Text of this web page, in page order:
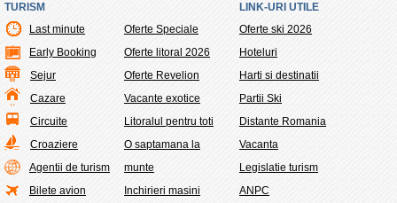
TURISM
Last minute
Early Booking
Sejur
Cazare
Circuite
Croaziere
Agentii de turism
Bilete avion
Oferte Speciale
Oferte litoral 2026
Oferte Revelion
Vacante exotice
Litoralul pentru toti
O saptamana la
munte
Inchirieri masini
LINK-URI UTILE
Oferte ski 2026
Hoteluri
Harti si destinatii
Partii Ski
Distante Romania
Vacanta
Legislatie turism
ANPC